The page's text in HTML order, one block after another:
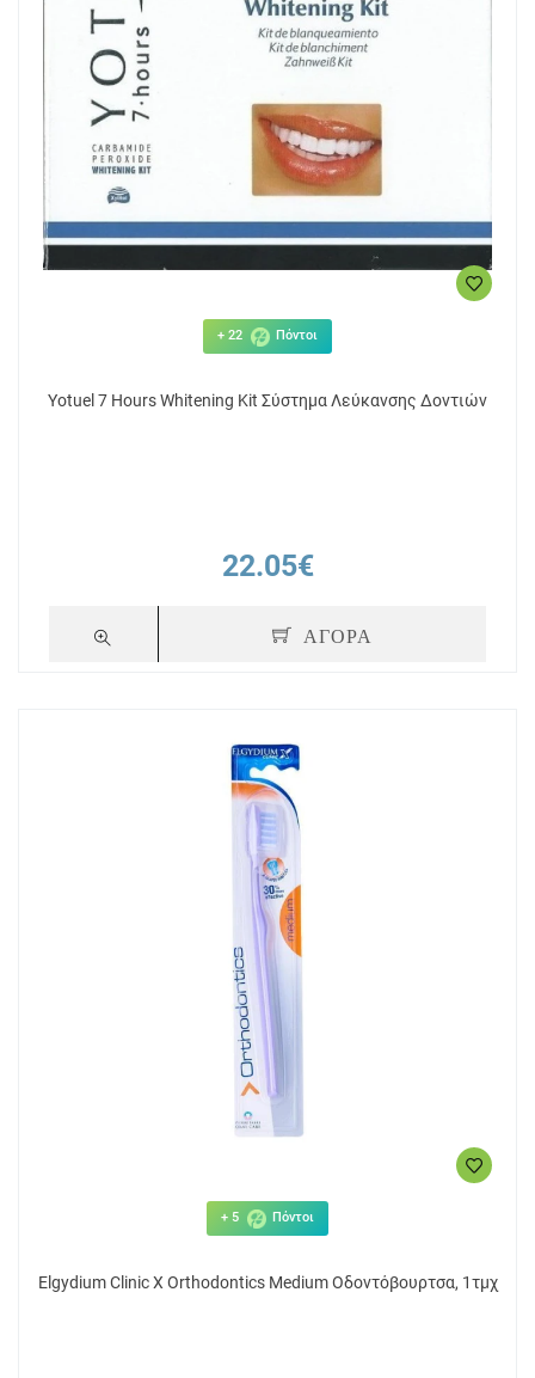
+ 22 Πόντοι
Yotuel 7 Hours Whitening Kit Σύστημα Λεύκανσης Δοντιών
22.05€
ΑΓΟΡΑ
+ 5 Πόντοι
Elgydium Clinic X Orthodontics Medium Οδοντόβουρτσα, 1τμχ